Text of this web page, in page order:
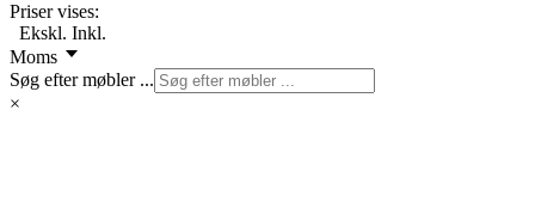
Priser vises:
Ekskl. Inkl.
Moms
Søg efter møbler ...
×